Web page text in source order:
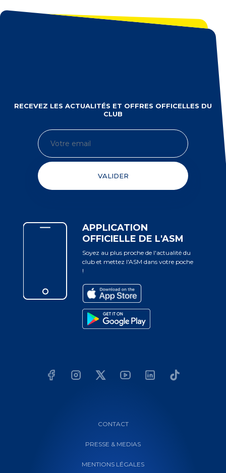
RECEVEZ LES ACTUALITÉS ET OFFRES OFFICELLES DU
CLUB
VALIDER
APPLICATION
OFFICIELLE DE L'ASM
Soyez au plus proche de l'actualité du
club et mettez l'ASM dans votre poche
!
CONTACT
PRESSE & MEDIAS
MENTIONS LÉGALES